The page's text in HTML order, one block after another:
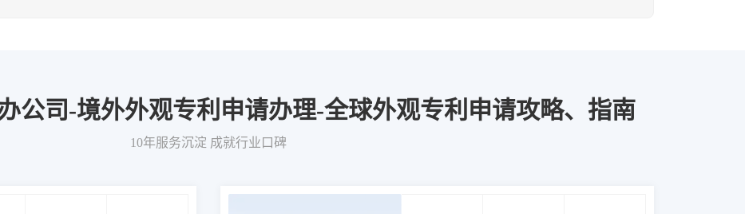
公司-境外外观专利申请办理-全球外观专利申请攻略、指南
10年服务沉淀 成就行业口碑